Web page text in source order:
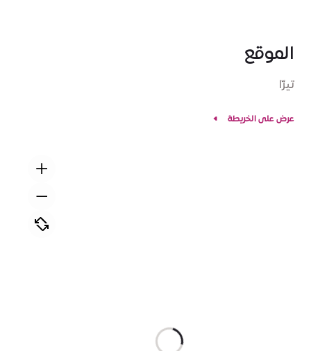
الموقع
تيرّا
عرض على الخريطة